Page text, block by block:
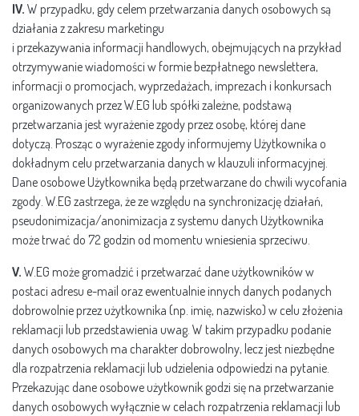
IV. W przypadku, gdy celem przetwarzania danych osobowych są
działania z zakresu marketingu
i przekazywania informacji handlowych, obejmujących na przykład
otrzymywanie wiadomości w formie bezpłatnego newslettera,
informacji o promocjach, wyprzedażach, imprezach i konkursach
organizowanych przez W.EG lub spółki zależne, podstawą
przetwarzania jest wyrażenie zgody przez osobę, której dane
dotyczą. Prosząc o wyrażenie zgody informujemy Użytkownika o
dokładnym celu przetwarzania danych w klauzuli informacyjnej.
Dane osobowe Użytkownika będą przetwarzane do chwili wycofania
zgody. W.EG zastrzega, że ze względu na synchronizację działań,
pseudonimizacja/anonimizacja z systemu danych Użytkownika
może trwać do 72 godzin od momentu wniesienia sprzeciwu.
V. W.EG może gromadzić i przetwarzać dane użytkowników w
postaci adresu e-mail oraz ewentualnie innych danych podanych
dobrowolnie przez użytkownika (np. imię, nazwisko) w celu złożenia
reklamacji lub przedstawienia uwag. W takim przypadku podanie
danych osobowych ma charakter dobrowolny, lecz jest niezbędne
dla rozpatrzenia reklamacji lub udzielenia odpowiedzi na pytanie.
Przekazując dane osobowe użytkownik godzi się na przetwarzanie
danych osobowych wyłącznie w celach rozpatrzenia reklamacji lub